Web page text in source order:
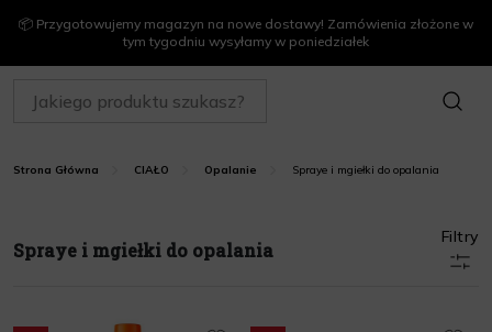
📦 Przygotowujemy magazyn na nowe dostawy! Zamówienia złożone w
tym tygodniu wysyłamy w poniedziałek
SZUKAJ
Strona Główna CIAŁO Opalanie Spraye i mgiełki do opalania
Spraye i mgiełki do opalania
Filtry